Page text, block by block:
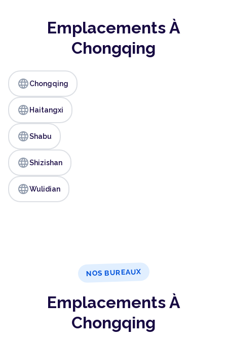
Emplacements À
Chongqing
languageChongqing
language Haitangxi
languageShabu
languageShizishan
languageWulidian
NOS BUREAUX
Emplacements À
Chongqing